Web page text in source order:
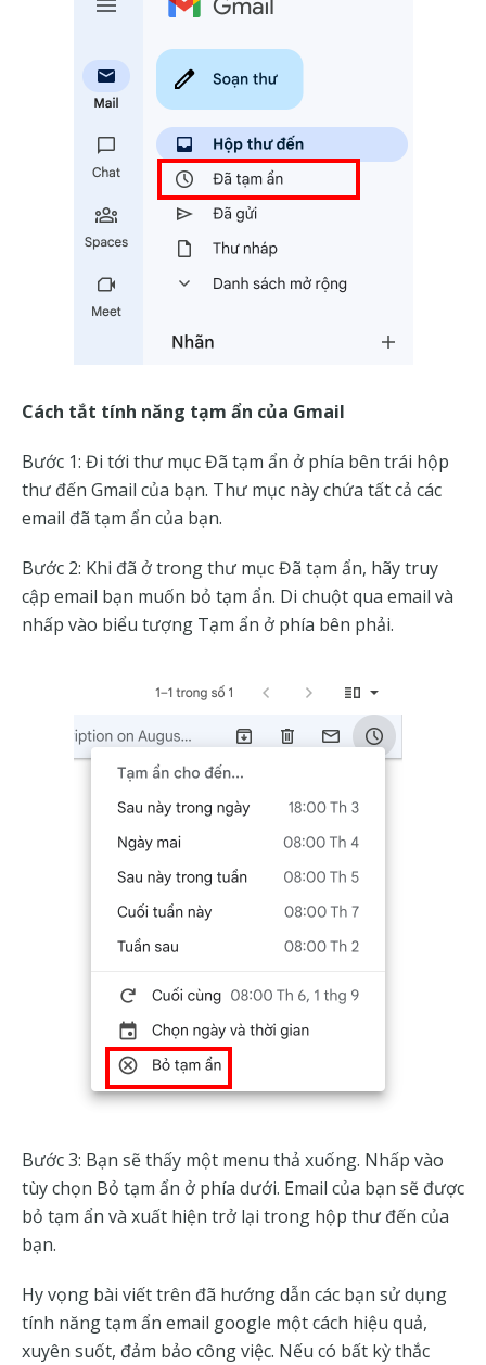
Cách tắt tính năng tạm ẩn của Gmail
Bước 1: Đi tới thư mục Đã tạm ẩn ở phía bên trái hộp
thư đến Gmail của bạn. Thư mục này chứa tất cả các
email đã tạm ẩn của bạn.
Bước 2: Khi đã ở trong thư mục Đã tạm ẩn, hãy truy
cập email bạn muốn bỏ tạm ẩn. Di chuột qua email và
nhấp vào biểu tượng Tạm ẩn ở phía bên phải.
Bước 3: Bạn sẽ thấy một menu thả xuống. Nhấp vào
tùy chọn Bỏ tạm ẩn ở phía dưới. Email của bạn sẽ được
bỏ tạm ẩn và xuất hiện trở lại trong hộp thư đến của
bạn.
Hy vọng bài viết trên đã hướng dẫn các bạn sử dụng
tính năng tạm ẩn email google một cách hiệu quả,
xuyên suốt, đảm bảo công việc. Nếu có bất kỳ thắc